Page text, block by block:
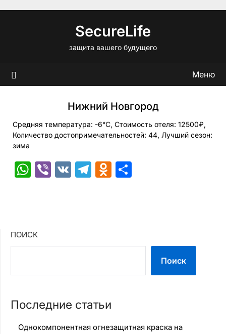
SecureLife
защита вашего будущего
Меню
Нижний Новгород
Средняя температура: -6°C, Стоимость отеля: 12500₽,
Количество достопримечательностей: 44, Лучший сезон:
зима
WhatsApp
Viber
VK Telegram
Odnoklassniki
ПОИСК
Поиск
Последние статьи
Однокомпонентная огнезащитная краска на